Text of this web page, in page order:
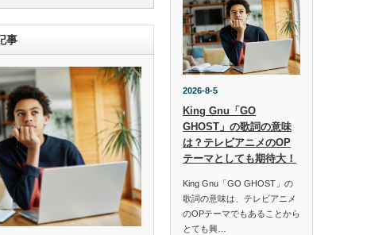
事
2026-8-5
King Gnu「GO
GHOST」の歌詞の意味
は？テレビアニメのOP
テーマとしても期待大！
King Gnu「GO GHOST」の
歌詞の意味は、テレビアニメ
のOPテーマでもあることから
とても興…